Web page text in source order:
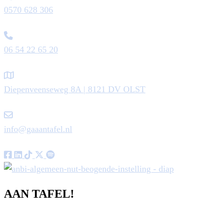
0570 628 306
06 54 22 65 20
Diepenveenseweg 8A | 8121 DV OLST
info@gaaantafel.nl
AAN TAFEL!